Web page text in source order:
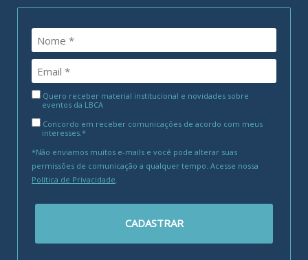
Quero receber material institucional e novidades sobre
eventos da LBCA
Concordo em receber comunicações de acordo com meus
interesses.*
*Não enviamos muitos e-mails e você pode alterar suas
permissões de comunicação a qualquer tempo. Acesse nossa
Política de Privacidade
CADASTRAR